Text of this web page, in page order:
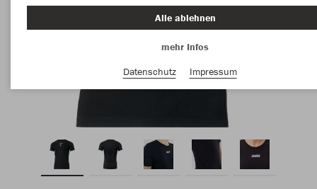
Alle ablehnen
mehr Infos
Datenschutz
Impressum